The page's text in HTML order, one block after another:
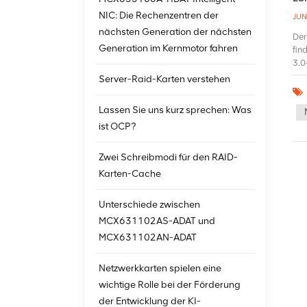
NIC: Die Rechenzentren der
nächsten Generation der nächsten
Generation im Kernmotor fahren
Server-Raid-Karten verstehen
Lassen Sie uns kurz sprechen: Was
ist OCP?
Zwei Schreibmodi für den RAID-
Karten-Cache
Unterschiede zwischen
MCX631102AS-ADAT und
MCX631102AN-ADAT
Netzwerkkarten spielen eine
wichtige Rolle bei der Förderung
der Entwicklung der KI-